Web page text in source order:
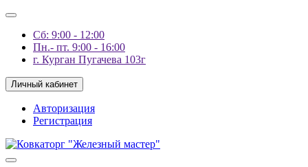
Сб: 9:00 - 12:00
Пн.- пт. 9:00 - 16:00
г. Курган Пугачева 103г
Личный кабинет
Авторизация
Регистрация